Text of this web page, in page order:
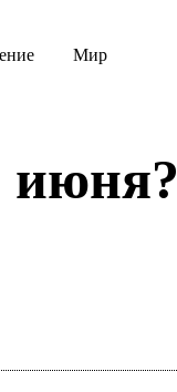
Мир
июня?